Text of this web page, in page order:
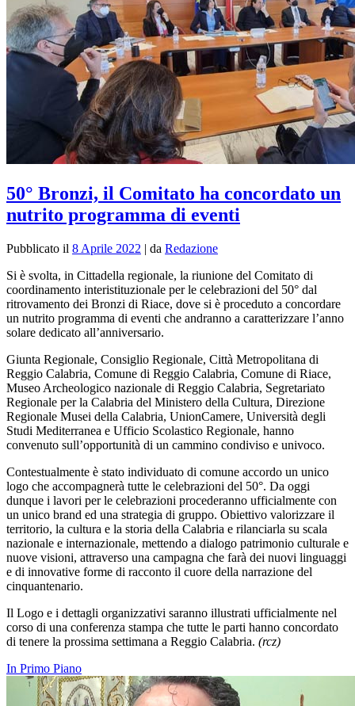
50° Bronzi, il Comitato ha concordato un
nutrito programma di eventi
Pubblicato il 8 Aprile 2022 | da Redazione
Si è svolta, in Cittadella regionale, la riunione del Comitato di
coordinamento interistituzionale per le celebrazioni del 50° dal
ritrovamento dei Bronzi di Riace, dove si è proceduto a concordare
un nutrito programma di eventi che andranno a caratterizzare l’anno
solare dedicato all’anniversario.
Giunta Regionale, Consiglio Regionale, Città Metropolitana di
Reggio Calabria, Comune di Reggio Calabria, Comune di Riace,
Museo Archeologico nazionale di Reggio Calabria, Segretariato
Regionale per la Calabria del Ministero della Cultura, Direzione
Regionale Musei della Calabria, UnionCamere, Università degli
Studi Mediterranea e Ufficio Scolastico Regionale, hanno
convenuto sull’opportunità di un cammino condiviso e univoco.
Contestualmente è stato individuato di comune accordo un unico
logo che accompagnerà tutte le celebrazioni del 50°. Da oggi
dunque i lavori per le celebrazioni procederanno ufficialmente con
un unico brand ed una strategia di gruppo. Obiettivo valorizzare il
territorio, la cultura e la storia della Calabria e rilanciarla su scala
nazionale e internazionale, mettendo a dialogo patrimonio culturale e
nuove visioni, attraverso una campagna che farà dei nuovi linguaggi
e di innovative forme di racconto il cuore della narrazione del
cinquantenario.
Il Logo e i dettagli organizzativi saranno illustrati ufficialmente nel
corso di una conferenza stampa che tutte le parti hanno concordato
di tenere la prossima settimana a Reggio Calabria. (rcz)
In Primo Piano